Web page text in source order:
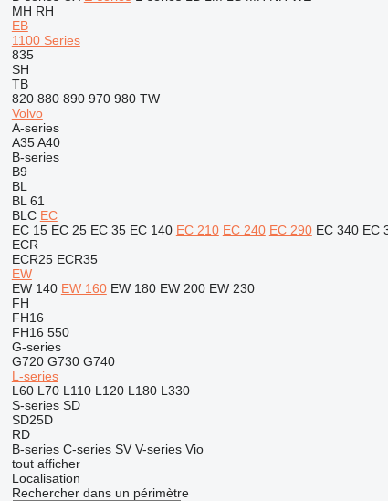
MH RH
EB
1100 Series
835
SH
TB
820 880 890 970 980 TW
Volvo
A-series
A35 A40
B-series
B9
BL
BL 61
BLC EC
EC 15 EC 25 EC 35 EC 140 EC 210 EC 240 EC 290 EC 340 EC
ECR
ECR25 ECR35
EW
EW 140 EW 160 EW 180 EW 200 EW 230
FH
FH16
FH16 550
G-series
G720 G730 G740
L-series
L60 L70 L110 L120 L180 L330
S-series SD
SD25D
RD
B-series C-series SV V-series Vio
tout afficher
Localisation
Rechercher dans un périmètre